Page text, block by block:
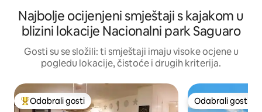
Najbolje ocijenjeni smještaji s kajakom u
blizini lokacije Nacionalni park Saguaro
Gosti su se složili: ti smještaji imaju visoke ocjene u
pogledu lokacije, čistoće i drugih kriterija.
Među najviše rangiranima s oznakom „Odabrali gosti”
Odabrali gosti Odabrali gosti
Odabrali gosti